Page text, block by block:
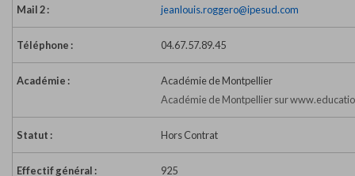
Mail 2 : jeanlouis.roggero@ipesud.com
Téléphone : 04.67.57.89.45
Académie :
Académie de Montpellier
Académie de Montpellier sur
Statut : Hors Contrat
Effectif général : 925